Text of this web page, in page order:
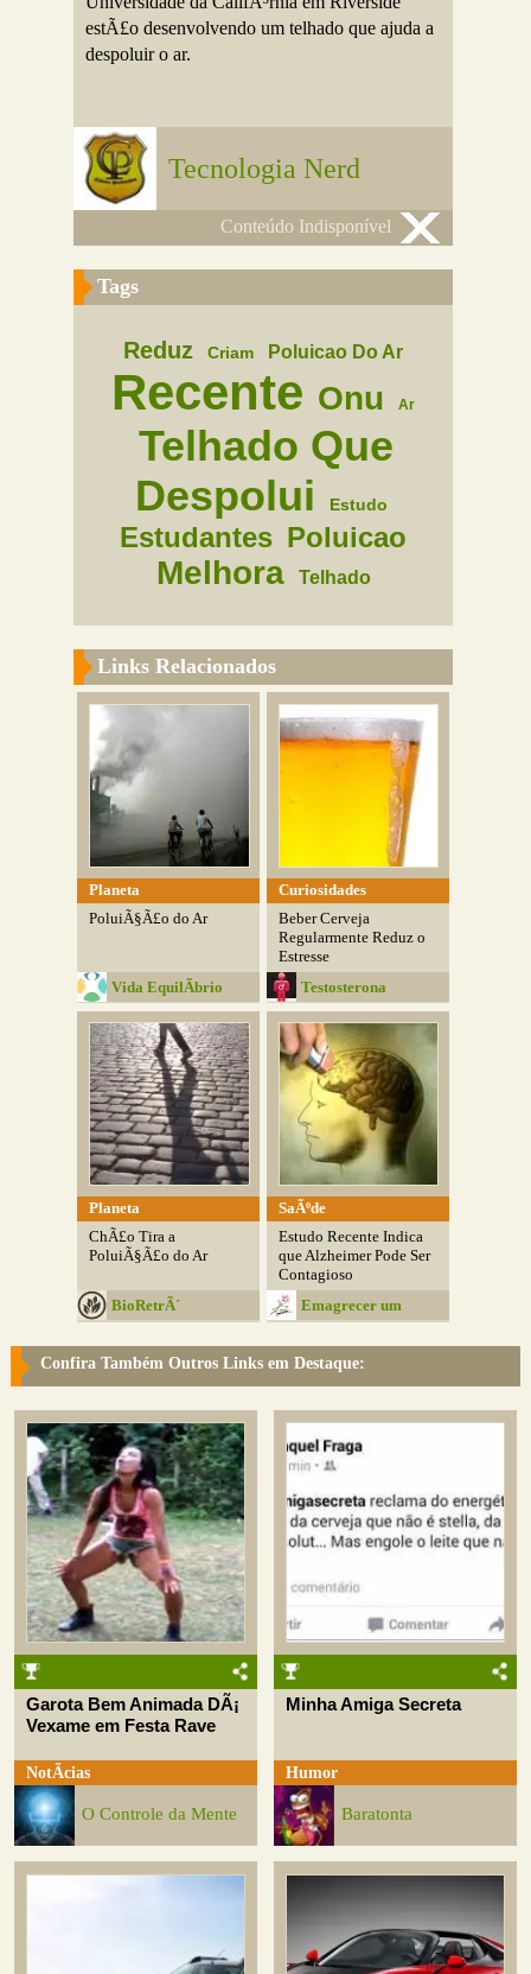
estÃ£o desenvolvendo um telhado que ajuda a
despoluir o ar.
Tecnologia Nerd
Conteúdo Indisponível
Tags
Reduz Criam Poluicao Do Ar
Recente Onu Ar
Telhado Que
Despolui
Estudo
Estudantes Poluicao
Melhora Telhado
Links Relacionados
Planeta
PoluiÃ§Ã£o do Ar
Vida EquilÃ­brio
Curiosidades
Beber Cerveja
Regularmente Reduz o
Estresse
Testosterona
Planeta
ChÃ£o Tira a
PoluiÃ§Ã£o do Ar
BioRetrÃ´
SaÃºde
Estudo Recente Indica
que Alzheimer Pode Ser
Contagioso
Emagrecer um
Confira Também Outros Links em Destaque:
Garota Bem Animada DÃ¡
Vexame em Festa Rave
NotÃ­cias
O Controle da Mente
Minha Amiga Secreta
Humor
Baratonta